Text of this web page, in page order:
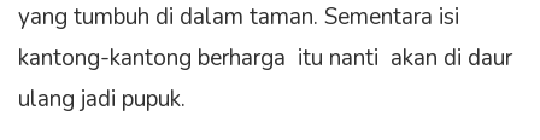
yang tumbuh di dalam taman. Sementara isi
kantong-kantong berharga itu nanti akan di daur
ulang jadi pupuk.